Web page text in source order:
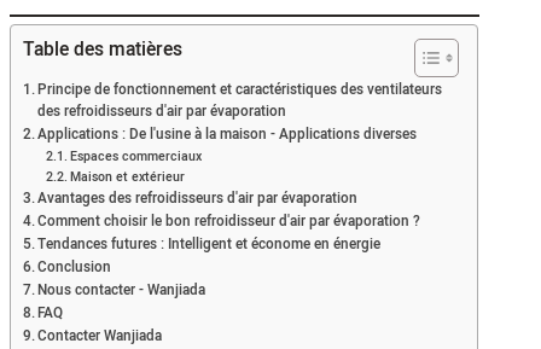
Table des matières
Principe de fonctionnement et caractéristiques des ventilateurs
des refroidisseurs d'air par évaporation
Applications : De l'usine à la maison - Applications diverses
Espaces commerciaux
Maison et extérieur
Avantages des refroidisseurs d'air par évaporation
Comment choisir le bon refroidisseur d'air par évaporation ?
Tendances futures : Intelligent et économe en énergie
Conclusion
Nous contacter - Wanjiada
FAQ
Contacter Wanjiada